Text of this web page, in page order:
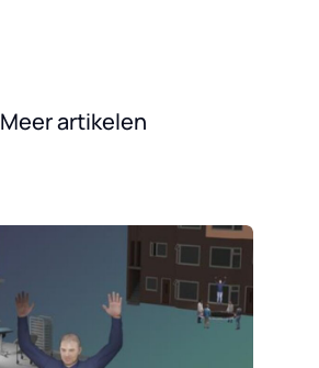
Meer artikelen